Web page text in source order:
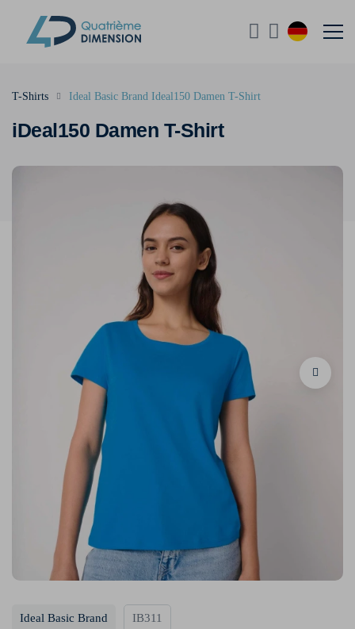
iDeal150 Damen T-Shirt
T-Shirts Ideal Basic Brand Ideal150 Damen T-Shirt
Ideal Basic Brand IB311